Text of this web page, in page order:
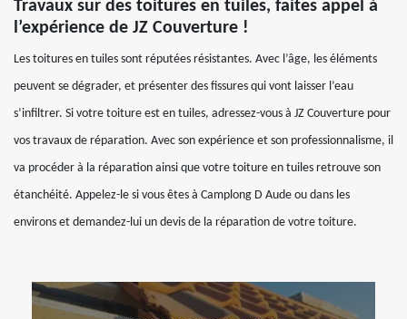
Travaux sur des toitures en tuiles, faites appel à
l’expérience de JZ Couverture !
Les toitures en tuiles sont réputées résistantes. Avec l’âge, les éléments
peuvent se dégrader, et présenter des fissures qui vont laisser l’eau
s’infiltrer. Si votre toiture est en tuiles, adressez-vous à JZ Couverture pour
vos travaux de réparation. Avec son expérience et son professionnalisme, il
va procéder à la réparation ainsi que votre toiture en tuiles retrouve son
étanchéité. Appelez-le si vous êtes à Camplong D Aude ou dans les
environs et demandez-lui un devis de la réparation de votre toiture.